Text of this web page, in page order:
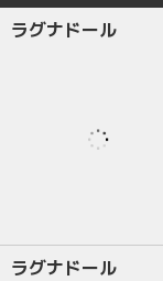
ラグナドール
ラグナドール